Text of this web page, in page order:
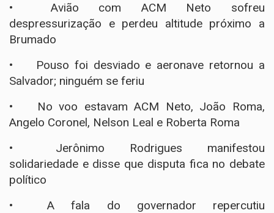
•
Avião com ACM Neto sofreu
despressurização e perdeu altitude próximo a
Brumado
•
Pouso foi desviado e aeronave retornou a
Salvador; ninguém se feriu
•
No voo estavam ACM Neto, João Roma,
Angelo Coronel, Nelson Leal e Roberta Roma
•
Jerônimo Rodrigues manifestou
solidariedade e disse que disputa fica no debate
político
•
A fala do governador repercutiu